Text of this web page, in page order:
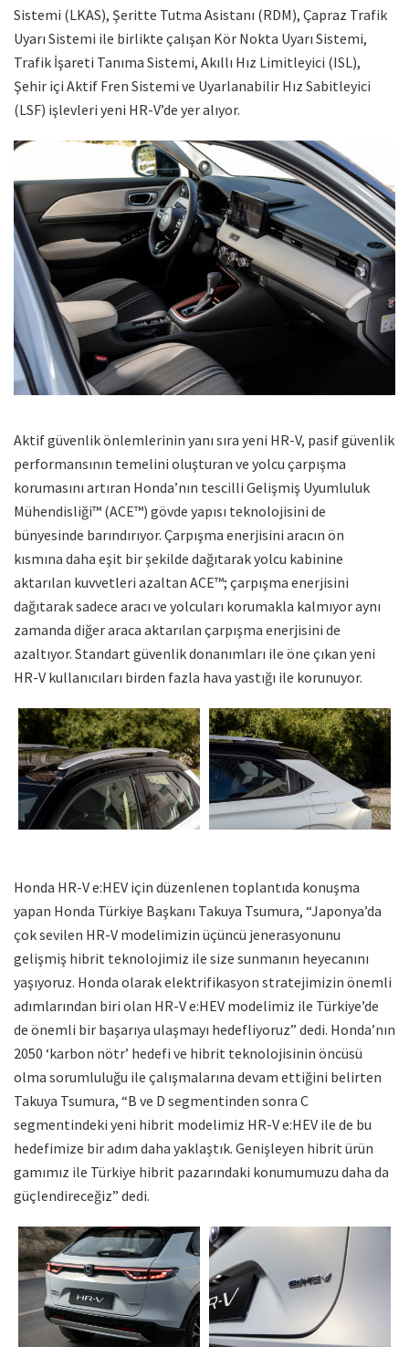
Sistemi (LKAS), Şeritte Tutma Asistanı (RDM), Çapraz Trafik
Uyarı Sistemi ile birlikte çalışan Kör Nokta Uyarı Sistemi,
Trafik İşareti Tanıma Sistemi, Akıllı Hız Limitleyici (ISL),
Şehir içi Aktif Fren Sistemi ve Uyarlanabilir Hız Sabitleyici
(LSF) işlevleri yeni HR-V’de yer alıyor.
Aktif güvenlik önlemlerinin yanı sıra yeni HR-V, pasif güvenlik
performansının temelini oluşturan ve yolcu çarpışma
korumasını artıran Honda’nın tescilli Gelişmiş Uyumluluk
Mühendisliği™ (ACE™) gövde yapısı teknolojisini de
bünyesinde barındırıyor. Çarpışma enerjisini aracın ön
kısmına daha eşit bir şekilde dağıtarak yolcu kabinine
aktarılan kuvvetleri azaltan ACE™; çarpışma enerjisini
dağıtarak sadece aracı ve yolcuları korumakla kalmıyor aynı
zamanda diğer araca aktarılan çarpışma enerjisini de
azaltıyor. Standart güvenlik donanımları ile öne çıkan yeni
HR-V kullanıcıları birden fazla hava yastığı ile korunuyor.
Honda HR-V e:HEV için düzenlenen toplantıda konuşma
yapan Honda Türkiye Başkanı Takuya Tsumura, “Japonya’da
çok sevilen HR-V modelimizin üçüncü jenerasyonunu
gelişmiş hibrit teknolojimiz ile size sunmanın heyecanını
yaşıyoruz. Honda olarak elektrifikasyon stratejimizin önemli
adımlarından biri olan HR-V e:HEV modelimiz ile Türkiye’de
de önemli bir başarıya ulaşmayı hedefliyoruz” dedi. Honda’nın
2050 ‘karbon nötr’ hedefi ve hibrit teknolojisinin öncüsü
olma sorumluluğu ile çalışmalarına devam ettiğini belirten
Takuya Tsumura, “B ve D segmentinden sonra C
segmentindeki yeni hibrit modelimiz HR-V e:HEV ile de bu
hedefimize bir adım daha yaklaştık. Genişleyen hibrit ürün
gamımız ile Türkiye hibrit pazarındaki konumumuzu daha da
güçlendireceğiz” dedi.